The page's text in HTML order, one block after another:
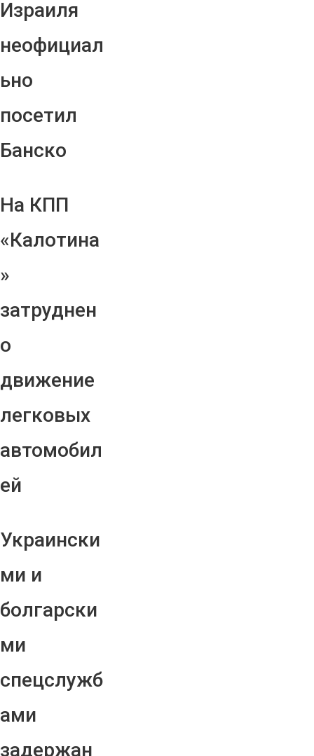
Израиля
неофициал
ьно
посетил
Банско
На КПП
«Калотина
»
затруднен
о
движение
легковых
автомобил
ей
Украински
ми и
болгарски
ми
спецслужб
ами
задержан